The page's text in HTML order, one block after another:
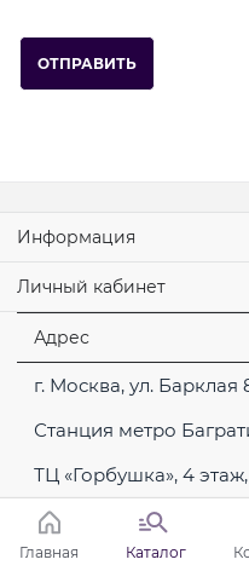
Информация
Личный кабинет
Адрес
г. Москва, ул. Барклая
Станция метро
ТЦ «Горбушка», 4
Главная Каталог